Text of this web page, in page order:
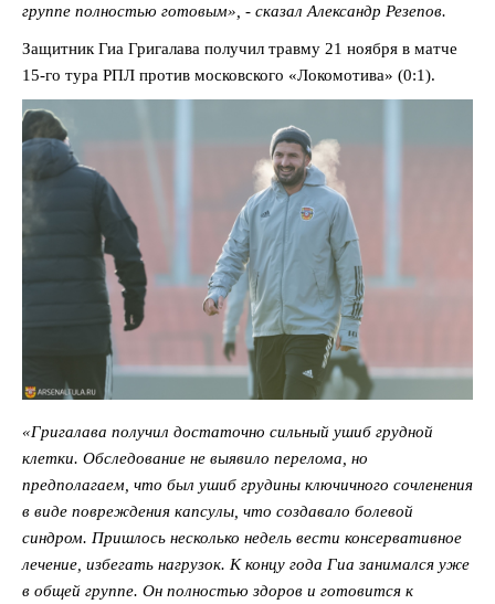
группе полностью готовым», - сказал Александр Резепов.
Защитник Гиа Григалава получил травму 21 ноября в матче
15-го тура РПЛ против московского «Локомотива» (0:1).
«Григалава получил достаточно сильный ушиб грудной
клетки. Обследование не выявило перелома, но
предполагаем, что был ушиб грудины ключичного сочленения
в виде повреждения капсулы, что создавало болевой
синдром. Пришлось несколько недель вести консервативное
лечение, избегать нагрузок. К концу года Гиа занимался уже
в общей группе. Он полностью здоров и готовится к